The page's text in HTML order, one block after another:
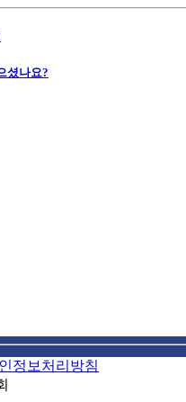
셨나요?
정보처리방침